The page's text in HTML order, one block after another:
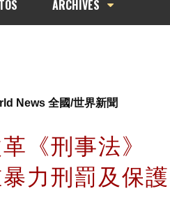
ARCHIVES
News 全國/世界新聞
革《刑事法》
力刑罰及保